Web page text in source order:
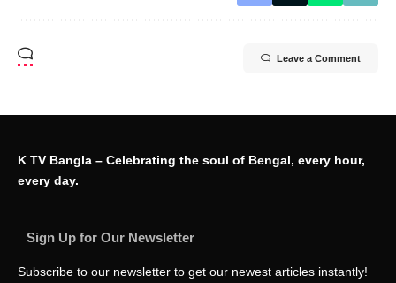
Leave a Comment
K TV Bangla – Celebrating the soul of Bengal, every hour,
every day.
Sign Up for Our Newsletter
Subscribe to our newsletter to get our newest articles instantly!